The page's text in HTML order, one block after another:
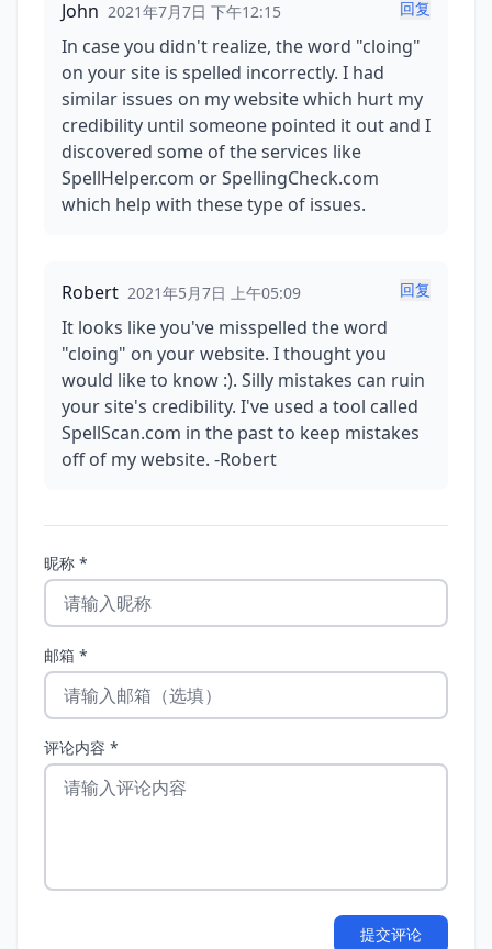
John 2021年7月7日 下午12:15 回复
In case you didn't realize, the word "cloing"
on your site is spelled incorrectly. I had
similar issues on my website which hurt my
credibility until someone pointed it out and I
discovered some of the services like
SpellHelper.com or SpellingCheck.com
which help with these type of issues.
Robert 2021年5月7日 上午05:09 回复
It looks like you've misspelled the word
"cloing" on your website. I thought you
would like to know :). Silly mistakes can ruin
your site's credibility. I've used a tool called
SpellScan.com in the past to keep mistakes
off of my website. -Robert
昵称 *
邮箱 *
评论内容 *
提交评论